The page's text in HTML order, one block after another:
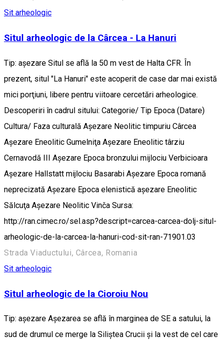
Sit arheologic
Situl arheologic de la Cârcea - La Hanuri
Tip: aşezare Situl se află la 50 m vest de Halta CFR. În
prezent, situl "La Hanuri" este acoperit de case dar mai există
mici porţiuni, libere pentru viitoare cercetări arheologice.
Descoperiri în cadrul sitului: Categorie/ Tip Epoca (Datare)
Cultura/ Faza culturală Aşezare Neolitic timpuriu Cârcea
Aşezare Eneolitic Gumelniţa Aşezare Eneolitic târziu
Cernavodă III Aşezare Epoca bronzului mijlociu Verbicioara
Aşezare Hallstatt mijlociu Basarabi Aşezare Epoca romană
neprecizată Aşezare Epoca elenistică aşezare Eneolitic
Sălcuţa Aşezare Neolitic Vinča Sursa:
http://ran.cimec.ro/sel.asp?descript=carcea-carcea-dolj-situl-
arheologic-de-la-carcea-la-hanuri-cod-sit-ran-71901.03
Strada Viaductului, Cârcea, Romania
Sit arheologic
Situl arheologic de la Cioroiu Nou
Tip: aşezare Aşezarea se află în marginea de SE a satului, la
sud de drumul ce merge la Siliştea Crucii şi la vest de cel care